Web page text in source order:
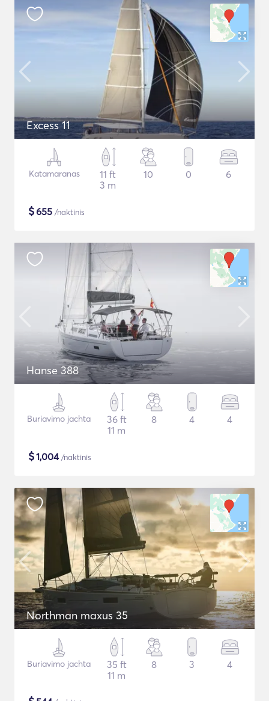
Excess 11
Katamaranas
11 ft
3 m
10 0 6
$655 /naktinis
Hanse 388
Buriavimo jachta
36 ft
11 m
8 4 4
$1,004/naktinis
Northman maxus 35
Buriavimo jachta
35 ft
11 m
8 3 4